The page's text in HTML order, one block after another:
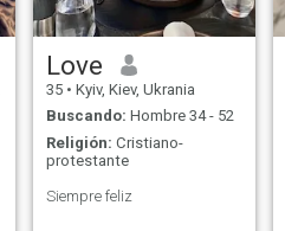
el sitio. No puedo escribir una
respuesta a otros perfiles
estándar.
Love
35 • Kyiv, Kiev, Ukrania
Buscando: Hombre 34 - 52
Religión: Cristiano-
protestante
Siempre feliz